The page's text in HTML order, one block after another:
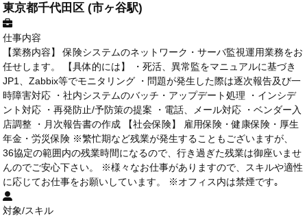
東京都千代田区 (市ヶ谷駅)
仕事内容
【業務内容】 保険システムのネットワーク・サーバ監視運用業務をお
任せします。 【具体的には】 ・死活、異常監をマニュアルに基づき
JP1、Zabbix等でモニタリング ・問題が発生した際は逐次報告及び一
時障害対応 ・社内システムのバッチ・アップデート処理 ・インシデ
ント対応 ・再発防止/予防策の提案 ・電話、メール対応 ・ベンダー入
店調整 ・月次報告書の作成 【社会保険】 雇用保険・健康保険・厚生
年金・労災保険 ※繁忙期など残業が発生することもございますが、
36協定の範囲内の残業時間になるので、行き過ぎた残業は御座いませ
んのでご安心下さい。 ※様々なお仕事がありますので、スキルや適性
に応じてお仕事をお願いしています。 ※オフィス内は禁煙です｡
対象/スキル